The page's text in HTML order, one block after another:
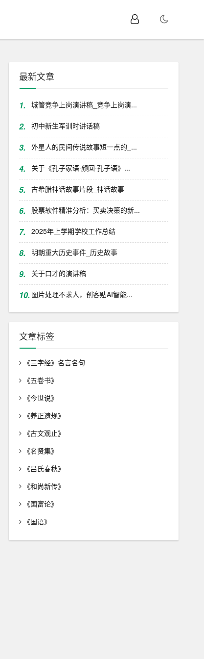
最新文章
1. 城管竞争上岗演讲稿_竞争上岗演...
2. 初中新生军训时讲话稿
3. 外星人的民间传说故事短一点的_...
4. 关于《孔子家语·颜回·孔子语》...
5. 古希腊神话故事片段_神话故事
6. 股票软件精准分析：买卖决策的新...
7. 2025年上学期学校工作总结
8. 明朝重大历史事件_历史故事
9. 关于口才的演讲稿
10. 图片处理不求人，创客贴AI智能...
文章标签
《三字经》名言名句
《五卷书》
《今世说》
《养正遗规》
《古文观止》
《名贤集》
《吕氏春秋》
《和尚新传》
《国富论》
《国语》